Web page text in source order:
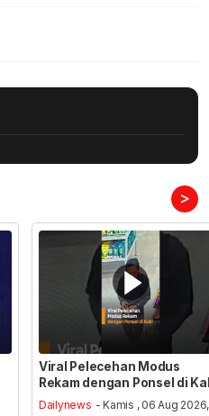
>
Viral Pelecehan Modus
Rekam dengan Ponsel di
Dailynews - Kamis , 06 Aug 2026,